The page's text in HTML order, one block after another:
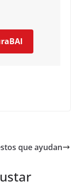
que ayudan